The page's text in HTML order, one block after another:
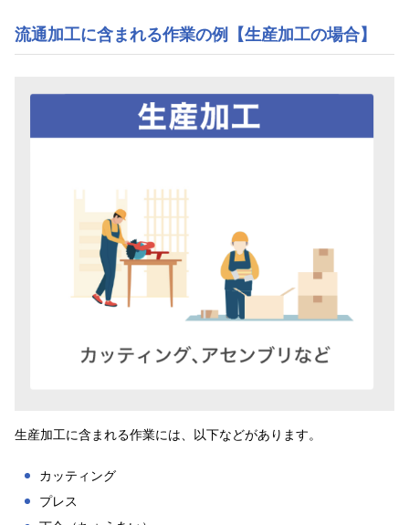
流通加工に含まれる作業の例【生産加工の場合】
生産加工に含まれる作業には、以下などがあります。
カッティング
プレス